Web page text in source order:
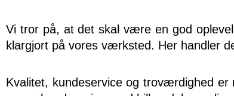
Vi tror på, at det skal være en god
klargjort på vores værksted. Her handler
Kvalitet, kundeservice og troværdighed